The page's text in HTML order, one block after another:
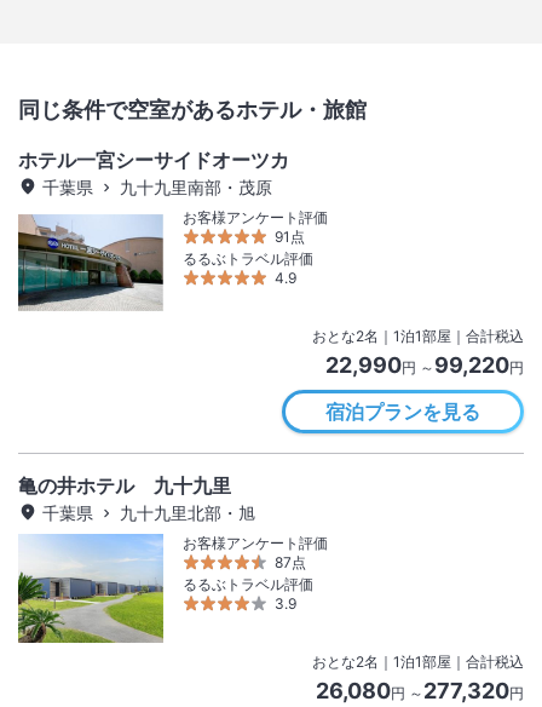
同じ条件で空室があるホテル・旅館
ホテル一宮シーサイドオーツカ
千葉県 九十九里南部・茂原
お客様アンケート評価
91点
るるぶトラベル評価
4.9
おとな2名 ｜ 1泊1部屋｜合計税込
22,990円 ～ 99,220円
宿泊プランを見る
亀の井ホテル 九十九里
千葉県 九十九里北部・旭
お客様アンケート評価
87点
るるぶトラベル評価
3.9
おとな2名 ｜ 1泊1部屋｜合計税込
26,080円 ～ 277,320円